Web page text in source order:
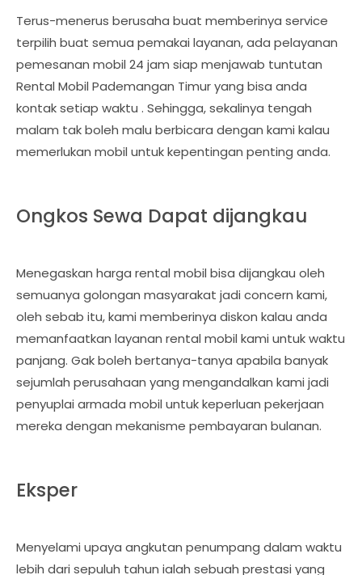
Terus-menerus berusaha buat memberinya service
terpilih buat semua pemakai layanan, ada pelayanan
pemesanan mobil 24 jam siap menjawab tuntutan
Rental Mobil Pademangan Timur yang bisa anda
kontak setiap waktu . Sehingga, sekalinya tengah
malam tak boleh malu berbicara dengan kami kalau
memerlukan mobil untuk kepentingan penting anda.
Ongkos Sewa Dapat dijangkau
Menegaskan harga rental mobil bisa dijangkau oleh
semuanya golongan masyarakat jadi concern kami,
oleh sebab itu, kami memberinya diskon kalau anda
memanfaatkan layanan rental mobil kami untuk waktu
panjang. Gak boleh bertanya-tanya apabila banyak
sejumlah perusahaan yang mengandalkan kami jadi
penyuplai armada mobil untuk keperluan pekerjaan
mereka dengan mekanisme pembayaran bulanan.
Eksper
Menyelami upaya angkutan penumpang dalam waktu
lebih dari sepuluh tahun ialah sebuah prestasi yang